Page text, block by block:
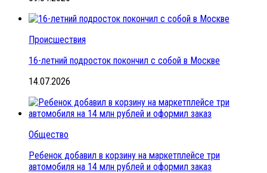
Происшествия
16-летний подросток покончил с собой в Москве
14.07.2026
Общество
Ребенок добавил в корзину на маркетплейсе три
автомобиля на 14 млн рублей и оформил заказ